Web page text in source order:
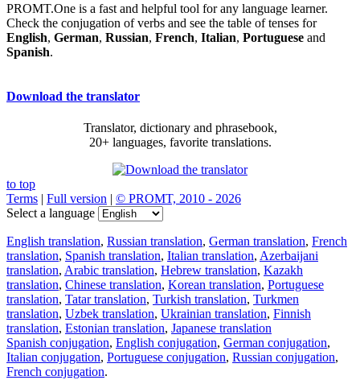
PROMT.One is a fast and helpful tool for any language learner.
Check the conjugation of verbs and see the table of tenses for
English, German, Russian, French, Italian, Portuguese and
Spanish.
Download the translator
Translator, dictionary and phrasebook,
20+ languages, favorite translations.
to top
Terms | Full version | © PROMT, 2010 - 2026
Select a language
English translation, Russian translation, German translation, French
translation, Spanish translation, Italian translation, Azerbaijani
translation, Arabic translation, Hebrew translation, Kazakh
translation, Chinese translation, Korean translation, Portuguese
translation, Tatar translation, Turkish translation, Turkmen
translation, Uzbek translation, Ukrainian translation, Finnish
translation, Estonian translation, Japanese translation
Spanish conjugation, English conjugation, German conjugation,
Italian conjugation, Portuguese conjugation, Russian conjugation,
French conjugation.